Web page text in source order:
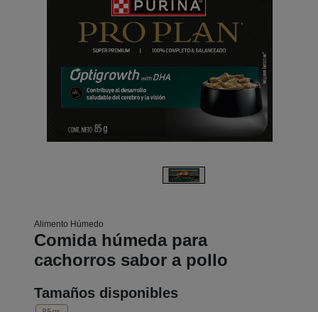
Alimento Húmedo
Comida húmeda para
cachorros sabor a pollo
Tamaños disponibles